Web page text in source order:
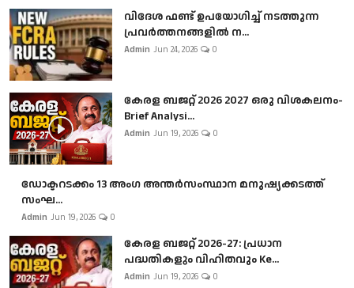
വിദേശ ഫണ്ട് ഉപയോഗിച്ച് നടത്തുന്ന
പ്രവർത്തനങ്ങളിൽ ന...
Admin Jun 24, 2026 0
കേരള ബജറ്റ് 2026 2027 ഒരു വിശകലനം-
Brief Analysi...
Admin Jun 19, 2026 0
ഡോക്ടറടക്കം 13 അംഗ അന്തർസംസ്ഥാന മനുഷ്യക്കടത്ത്
സംഘ...
Admin Jun 19, 2026 0
കേരള ബജറ്റ് 2026-27: പ്രധാന
പദ്ധതികളും വിഹിതവും Ke...
Admin Jun 19, 2026 0